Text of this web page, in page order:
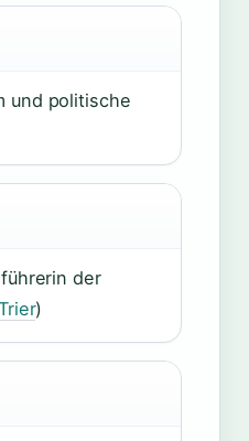
und politische
der
)